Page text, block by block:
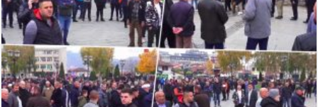
Pratite
uživo
dženazu
efendiji
Zukorliću
(LIVE)